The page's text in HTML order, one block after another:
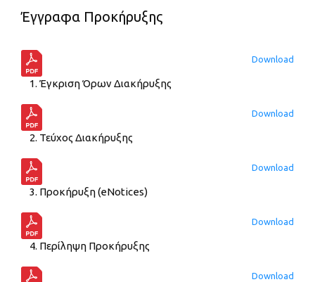
Έγγραφα Προκήρυξης
1. Έγκριση Όρων Διακήρυξης
Download
2. Τεύχος Διακήρυξης
Download
3. Προκήρυξη (eNotices)
Download
4. Περίληψη Προκήρυξης
Download
Download